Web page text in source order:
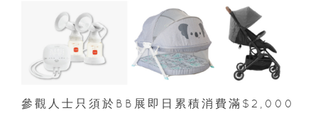
參觀人士只須於BB展即日累積消費滿$2,000